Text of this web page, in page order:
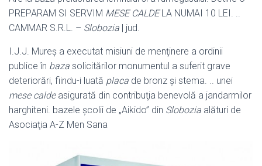
PREPARAM SI SERVIM MESE CALDELA NUMAI 10 LEI. ..
CAMMAR S.R.L. – Slobozia | jud.
I.J.J. Mureş a executat misiuni de menţinere a ordinii
publice în baza solicitărilor monumentul a suferit grave
deteriorări, fiindu-i luată placa de bronz şi stema. .. unei
mese caldeasigurată din contribuţia benevolă a jandarmilor
harghiteni. bazele şcolii de „Aikido” din Slobozia alături de
Asociaţia A-Z Men Sana